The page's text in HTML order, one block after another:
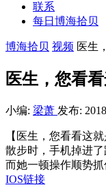
联系
每日博海拾贝
博海拾贝 视频 医生
医生，您看
小编: 梁萧 发布:
【医生，您看看这
散步时，手机掉进
而她一顿操作顺势
IOS链接